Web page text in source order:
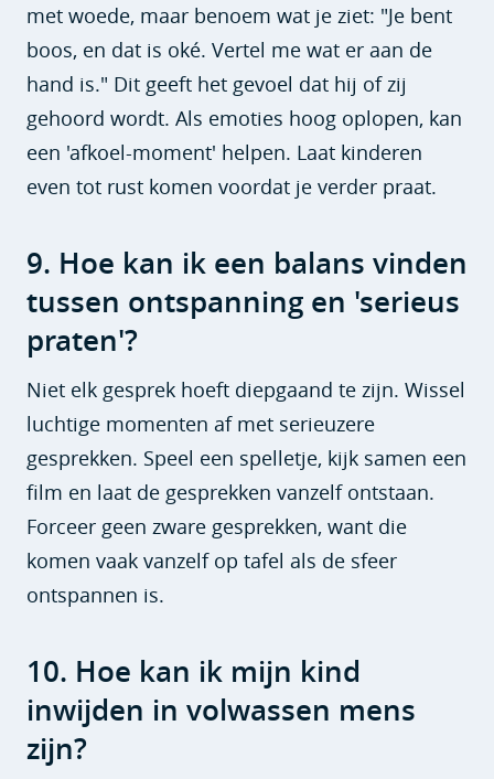
met woede, maar benoem wat je ziet: "Je bent
boos, en dat is oké. Vertel me wat er aan de
hand is." Dit geeft het gevoel dat hij of zij
gehoord wordt. Als emoties hoog oplopen, kan
een 'afkoel-moment' helpen. Laat kinderen
even tot rust komen voordat je verder praat.
9. Hoe kan ik een balans vinden
tussen ontspanning en 'serieus
praten'?
Niet elk gesprek hoeft diepgaand te zijn. Wissel
luchtige momenten af met serieuzere
gesprekken. Speel een spelletje, kijk samen een
film en laat de gesprekken vanzelf ontstaan.
Forceer geen zware gesprekken, want die
komen vaak vanzelf op tafel als de sfeer
ontspannen is.
10. Hoe kan ik mijn kind
inwijden in volwassen mens
zijn?